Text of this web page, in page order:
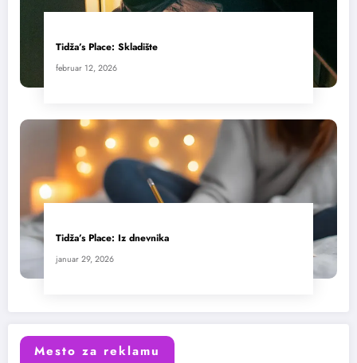
Tidža’s Place: Skladište
februar 12, 2026
Tidža’s Place: Iz dnevnika
januar 29, 2026
Mesto za reklamu